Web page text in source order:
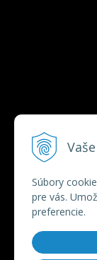
Súbory
pre vás.
preferencie.